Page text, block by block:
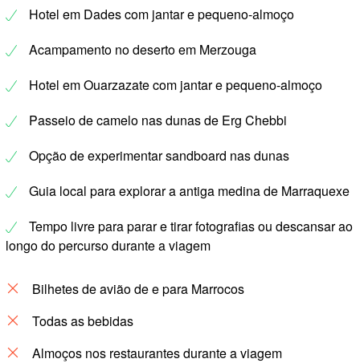
Hotel em Dades com jantar e pequeno-almoço
Acampamento no deserto em Merzouga
Hotel em Ouarzazate com jantar e pequeno-almoço
Passeio de camelo nas dunas de Erg Chebbi
Opção de experimentar sandboard nas dunas
Guia local para explorar a antiga medina de Marraquexe
Tempo livre para parar e tirar fotografias ou descansar ao
longo do percurso durante a viagem
Bilhetes de avião de e para Marrocos
Todas as bebidas
Almoços nos restaurantes durante a viagem